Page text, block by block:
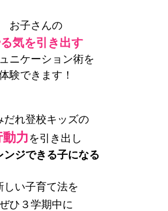
お子さんの
気を引き出す
ニケーション術を
験できます！
だれ登校キッズの
力 を引き出し
ンジできる子になる
しい子育て法を
ひ３学期中に